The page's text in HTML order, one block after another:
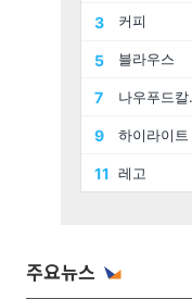
주요뉴스